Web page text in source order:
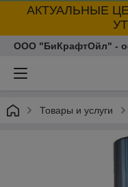
АКТУАЛЬНЫЕ
ООО "БиКрафтОйл" -
Товары и услуги